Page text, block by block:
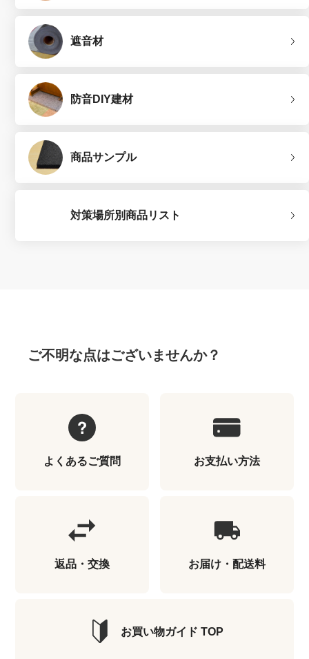
遮音材
防音DIY建材
商品サンプル
対策場所別商品リスト
ご不明な点はございませんか？
よくあるご質問 お支払い方法
返品・交換 お届け・配送料
お買い物ガイド TOP